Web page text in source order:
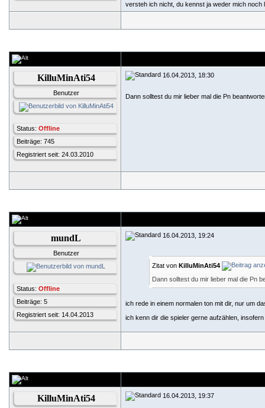
versteh ich nicht, du kennst ja weder mich noch
KilluMinAti54
Benutzer
Status: Offline
Beiträge: 745
Registriert seit: 24.03.2010
16.04.2013, 18:30
Dann solltest du mir lieber mal die Pn
mundL
Benutzer
Status: Offline
Beiträge: 5
Registriert seit: 14.04.2013
16.04.2013, 19:24
Zitat von KilluMinAti54
Dann solltest du mir lieber mal die Pn
ich rede in einem normalen ton mit dir, nur um
ich kenn dir die spieler gerne aufzählen,
KilluMinAti54 16.04.2013, 19:37